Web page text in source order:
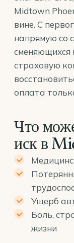
Midtown
вине. С
напрямую со
сменяющихся
страховую
оплата
Что
иск в
Ущерб
Боль,
жизни